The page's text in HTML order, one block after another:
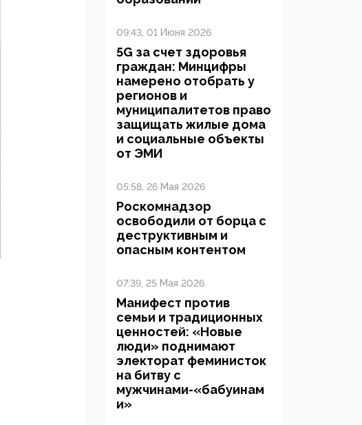
09:43, 01 Июня 2026
5G за счет здоровья
граждан: Минцифры
намерено отобрать у
регионов и
муниципалитетов право
защищать жилые дома
и социальные объекты
от ЭМИ
05:58, 26 Мая 2026
Роскомнадзор
освободили от борца с
деструктивным и
опасным контентом
07:39, 25 Мая 2026
Манифест против
семьи и традиционных
ценностей: «Новые
люди» поднимают
электорат феминисток
на битву с
мужчинами-«бабуинам
и»